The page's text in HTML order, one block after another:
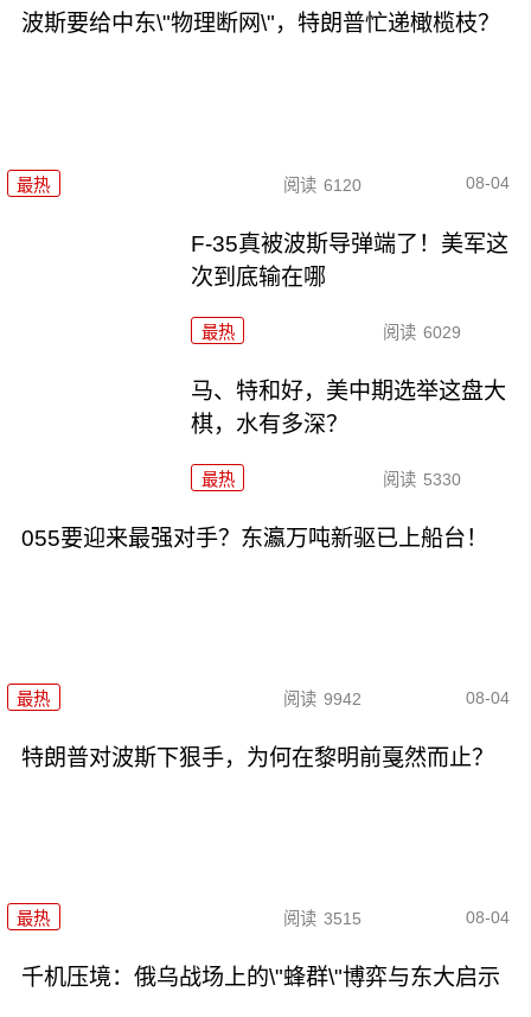
波斯要给中东\"物理断网\"，特朗普忙递橄榄枝？
最热 阅读 6120 08-04
F-35真被波斯导弹端了！美军这
次到底输在哪
最热 阅读 6029
马、特和好，美中期选举这盘大
棋，水有多深？
最热 阅读 5330
055要迎来最强对手？东瀛万吨新驱已上船台！
最热 阅读 9942 08-04
特朗普对波斯下狠手，为何在黎明前戛然而止？
最热 阅读 3515 08-04
千机压境：俄乌战场上的\"蜂群\"博弈与东大启示